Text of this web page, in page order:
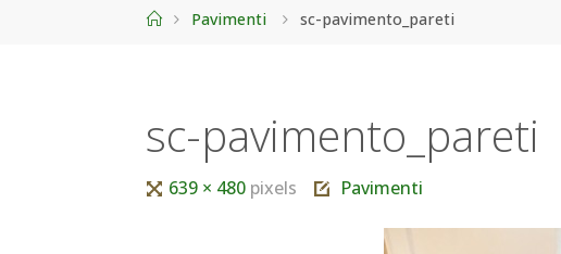
HomePavimenti sc-pavimento_pareti
sc-pavimento_pareti
Tutta639 × 480 pixels Pavimenti